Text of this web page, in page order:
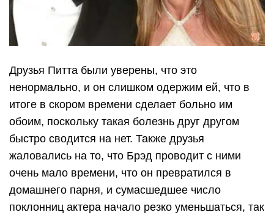
Друзья Питта были уверены, что это
ненормально, и он слишком одержим ей, что в
итоге в скором времени сделает больно им
обоим, поскольку такая болезнь друг другом
быстро сводится на нет. Также друзья
жаловались на то, что Брэд проводит с ними
очень мало времени, что он превратился в
домашнего парня, и сумасшедшее число
поклонниц актера начало резко уменьшаться, так